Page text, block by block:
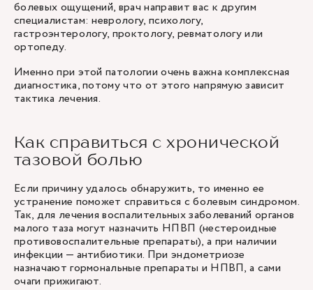
болевых ощущений, врач направит вас к другим
специалистам: неврологу, психологу,
гастроэнтерологу, проктологу, ревматологу или
ортопеду.
Именно при этой патологии очень важна комплексная
диагностика, потому что от этого напрямую зависит
тактика лечения.
Как справиться с хронической
тазовой болью
Если причину удалось обнаружить, то именно ее
устранение поможет справиться с болевым синдромом.
Так, для лечения воспалительных заболеваний органов
малого таза могут назначить НПВП (нестероидные
противовоспалительные препараты), а при наличии
инфекции — антибиотики. При эндометриозе
назначают гормональные препараты и НПВП, а сами
очаги прижигают.